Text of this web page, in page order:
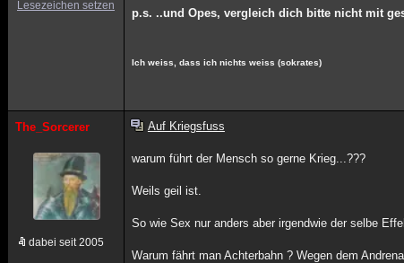
Lesezeichen setzen
p.s. ..und Opes, vergleich dich bitte nicht mit
Ich weiss, dass ich nichts weiss (sokrates)
The_Sorcerer
dabei seit 2005
Auf Kriegsfuss
warum führt der Mensch so gerne Krieg...???
Weils geil ist.
So wie Sex nur anders aber irgendwie der selbe
Warum fährt man Achterbahn ? Wegen dem